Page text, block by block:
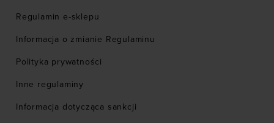
Regulamin e-sklepu
Informacja o zmianie Regulaminu
Polityka prywatności
Inne regulaminy
Informacja dotycząca sankcji